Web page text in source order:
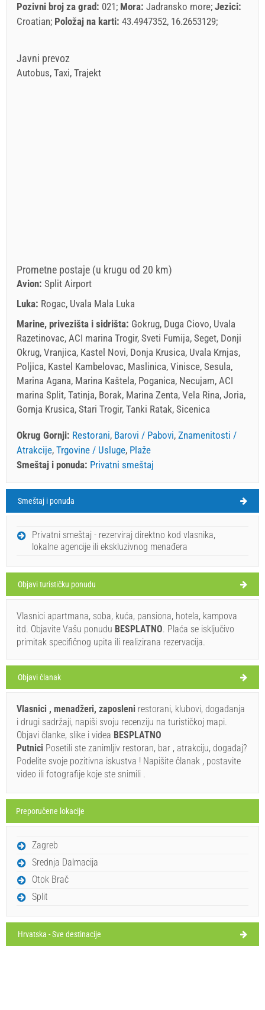
Pozivni broj za grad: 021 Mora: Jadransko more Jezici:
Croatian Položaj na karti: 43.4947352, 16.2653129
Javni prevoz
Autobus, Taxi, Trajekt
Prometne postaje (u krugu od 20 km)
Avion: Split Airport
Luka: Rogac, Uvala Mala Luka
Marine, privezišta i sidrišta: Gokrug, Duga Ciovo, Uvala
Razetinovac, ACI marina Trogir, Sveti Fumija, Seget, Donji
Okrug, Vranjica, Kastel Novi, Donja Krusica, Uvala Krnjas,
Poljica, Kastel Kambelovac, Maslinica, Vinisce, Sesula,
Marina Agana, Marina Kaštela, Poganica, Necujam, ACI
marina Split, Tatinja, Borak, Marina Zenta, Vela Rina, Joria,
Gornja Krusica, Stari Trogir, Tanki Ratak, Sicenica
Okrug Gornji: Restorani, Barovi / Pabovi, Znamenitosti /
Atrakcije, Trgovine / Usluge, Plaže
Smeštaj i ponuda: Privatni smeštaj
Okrug Gornji Vreme
SUBOTA
Otok Čiovo
OKRUG GORNJI
33°C
nedelja,
9.8.26. 29°C
ponedeljak,
10.8.26. 29°C vedro
utorak,
11.8.26. 28°C
12.8.26.
četvrtak,
13.8.26.
Porto (Bar / Pab) Okrug Gornji
Address: Plaža Toč
WORKING HOURS
Obavezno posetiti(/) Posjetiti(/) Zaobići(/)
PRIKAŽI NA MAPI
PROČITAJ VIŠE / KOMENTIRAJ
Address:Okrug Gornji
Obavezno posetiti(/)
PROČITAJ VIŠE / KOMENTIRAJ
Smeštaj i ponuda
Privatni smeštaj - rezerviraj direktno kod vlasnika,
lokalne agencije ili ekskluzivnog menađera
Objavi turističku ponudu
Vlasnici apartmana, soba, kuća, pansiona, hotela, kampova
itd. Objavite Vašu ponudu BESPLATNO. Plaća se isključivo
primitak specifičnog upita ili realizirana rezervacija.
Objavi članak
Vlasnici , menadžeri, zaposleni restorani, klubovi, događanja
i drugi sadržaji, napiši svoju recenziju na turističkoj mapi.
Objavi članke, slike i videa BESPLATNO
Putnici Posetili ste zanimljiv restoran, bar , atrakciju, događaj?
Podelite svoje pozitivna iskustva ! Napišite članak , postavite
video ili fotografije koje ste snimili .
Preporučene lokacije
Zagreb
Srednja Dalmacija
Otok Brač
Split
Hrvatska - Sve destinacije